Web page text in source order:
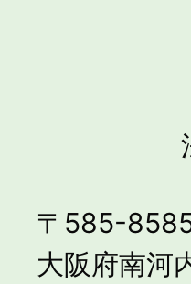
〒585-
大阪府南河